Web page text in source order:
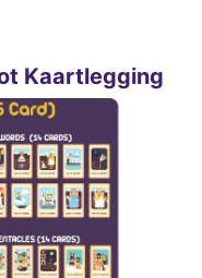
Kaartlegging